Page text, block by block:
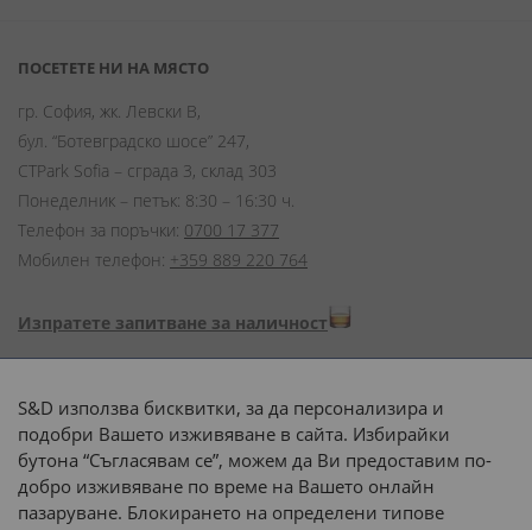
ПОСЕТЕТЕ НИ НА МЯСТО
гр. София, жк. Левски В,
бул. “Ботевградско шосе” 247,
CTPark Sofia – сграда 3, склад 303
Понеделник – петък: 8:30 – 16:30 ч.
Телефон за поръчки: 0700 17 377
Мобилен телефон: +359 889 220 764
Изпратете запитване за наличност
Начини на плащане:
S&D използва бисквитки, за да персонализира и
подобри Вашето изживяване в сайта. Избирайки
бутона “Съгласявам се”, можем да Ви предоставим по-
добро изживяване по време на Вашето онлайн
пазаруване. Блокирането на определени типове